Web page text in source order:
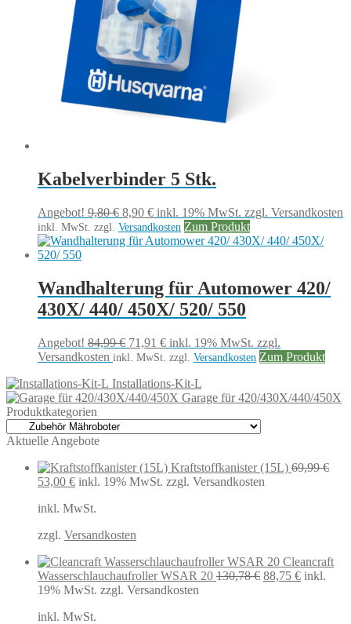
Kabelverbinder 5 Stk.
Angebot! 9,80€ Ursprünglicher
Preis
war:
8,90 €Aktueller
Preis
ist:
inkl. 19% MwSt. zzgl. Versandkosten
inkl. MwSt. zzgl. Versandkosten Zum Produkt
Wandhalterung für Automower 420/
430X/ 440/ 450X/ 520/ 550
Angebot! 84,99€ Ursprünglicher
Preis
84,99 €
71,91 €Aktueller
Preis
71,91 €.
inkl. 19% MwSt. zzgl.
Versandkosten inkl. MwSt. zzgl. Versandkosten Zum Produkt
Installations-Kit-L
Garage für 420/430X/440/450X
Produktkategorien
Aktuelle Angebote
Kraftstoffkanister (15L) 69,99€
Ursprünglicher
war:
53,00 €Aktueller
ist:
inkl. 19% MwSt. zzgl. Versandkosten
inkl. MwSt.
zzgl. Versandkosten
Cleancraft
Wasserschlauchaufroller WSAR 20 130,78€ Ursprünglicher
88,75 €Aktueller
inkl.
19% MwSt. zzgl. Versandkosten
inkl. MwSt.